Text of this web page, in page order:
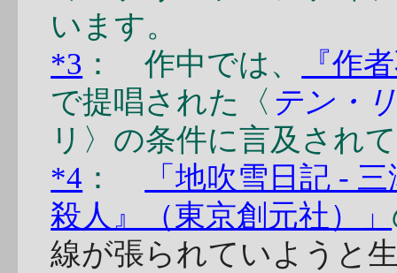
います。
*3 ： 作中では、
『作
で提唱された〈 テン・
リ〉の条件に言及され
*4 ：
「地吹雪日記 -
殺人』（東京創元社）」
線が張られていようと